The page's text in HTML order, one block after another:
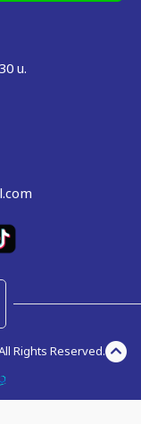
น.
Rights Reserved.